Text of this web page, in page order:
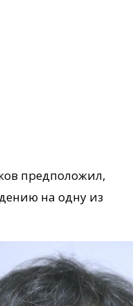
предположил,
на одну из